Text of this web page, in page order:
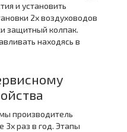
и установить
2х воздуховодов
защитный колпак.
находясь в
производитель
раз в год. Этапы